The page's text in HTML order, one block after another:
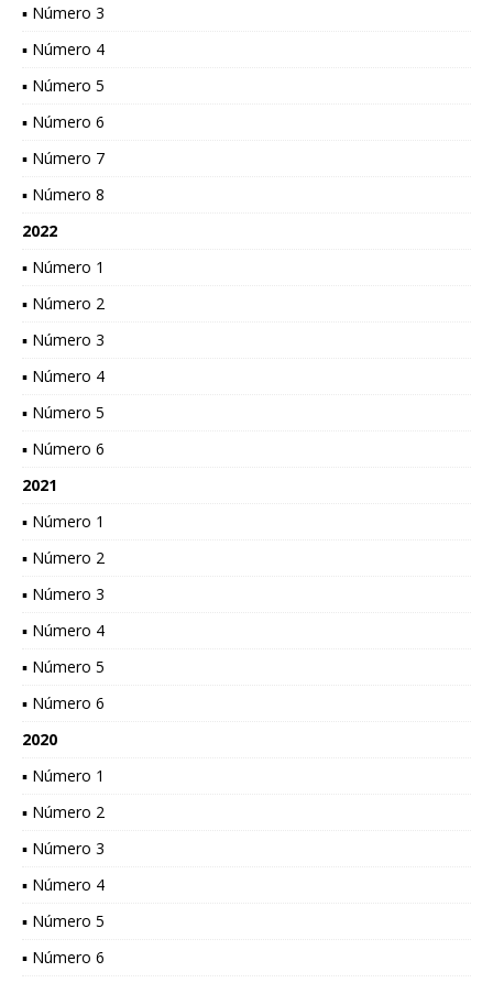
▪ Número 3
▪ Número 4
▪ Número 5
▪ Número 6
▪ Número 7
▪ Número 8
2022
▪ Número 1
▪ Número 2
▪ Número 3
▪ Número 4
▪ Número 5
▪ Número 6
2021
▪ Número 1
▪ Número 2
▪ Número 3
▪ Número 4
▪ Número 5
▪ Número 6
2020
▪ Número 1
▪ Número 2
▪ Número 3
▪ Número 4
▪ Número 5
▪ Número 6